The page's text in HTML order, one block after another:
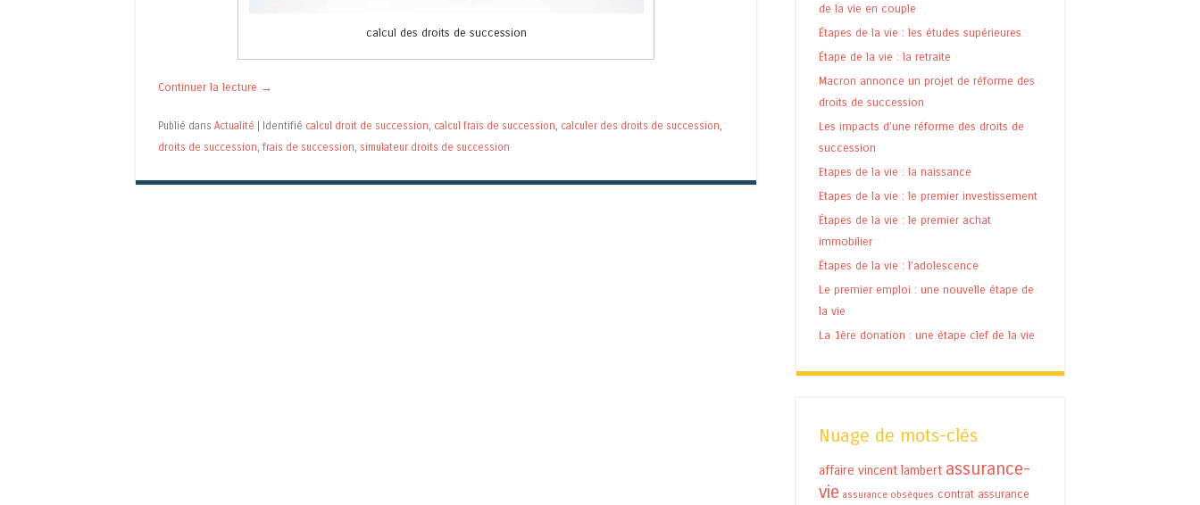
calcul des droits de succession
Continuer la lecture →
Publié dans Actualité Identifié calcul droit de succession, calcul frais de succession, calculer des droits de succession,
droits de succession, frais de succession, simulateur droits de succession
de la vie en couple
Étapes de la vie : les études supérieures
Étape de la vie : la retraite
Macron annonce un projet de réforme des
droits de succession
Les impacts d’une réforme des droits de
succession
Etapes de la vie : la naissance
Etapes de la vie : le premier investissement
Étapes de la vie : le premier achat
immobilier
Étapes de la vie : l’adolescence
Le premier emploi : une nouvelle étape de
la vie
La 1ère donation : une étape clef de la vie
Nuage de mots-clés
affaire vincent lambert assurance-
vie assurance obsèques contrat assurance